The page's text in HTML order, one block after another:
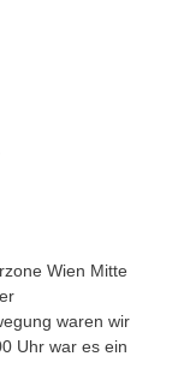
Wien Mitte
waren wir
Uhr war es ein